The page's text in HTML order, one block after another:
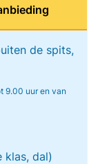
de spits,
9.00 uur en van
klas, dal)